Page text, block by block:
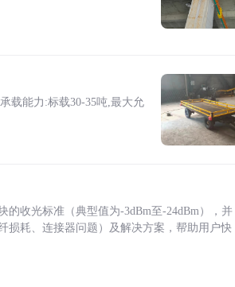
载能力:标载30-35吨,最大允
收光标准（典型值为-3dBm至-24dBm），并
损耗、连接器问题）及解决方案，帮助用户快